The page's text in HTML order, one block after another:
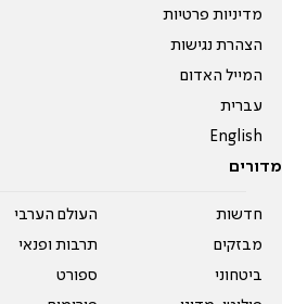
מדיניות פרטיות
הצהרת נגישות
המייל האדום
עברית
English
מדורים
חדשות
מבזקים
ביטחוני
העולם הערבי
תרבות ופנאי
ספורט